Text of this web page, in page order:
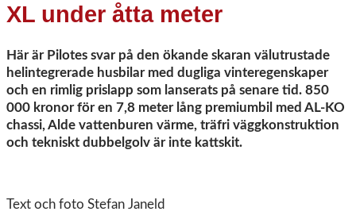
XL under åtta meter
Här är Pilotes svar på den ökande skaran välutrustade
helintegrerade husbilar med dugliga vinteregenskaper
och en rimlig prislapp som lanserats på senare tid. 850
000 kronor för en 7,8 meter lång premiumbil med AL-KO
chassi, Alde vattenburen värme, träfri väggkonstruktion
och tekniskt dubbelgolv är inte kattskit.
Text och foto Stefan Janeld